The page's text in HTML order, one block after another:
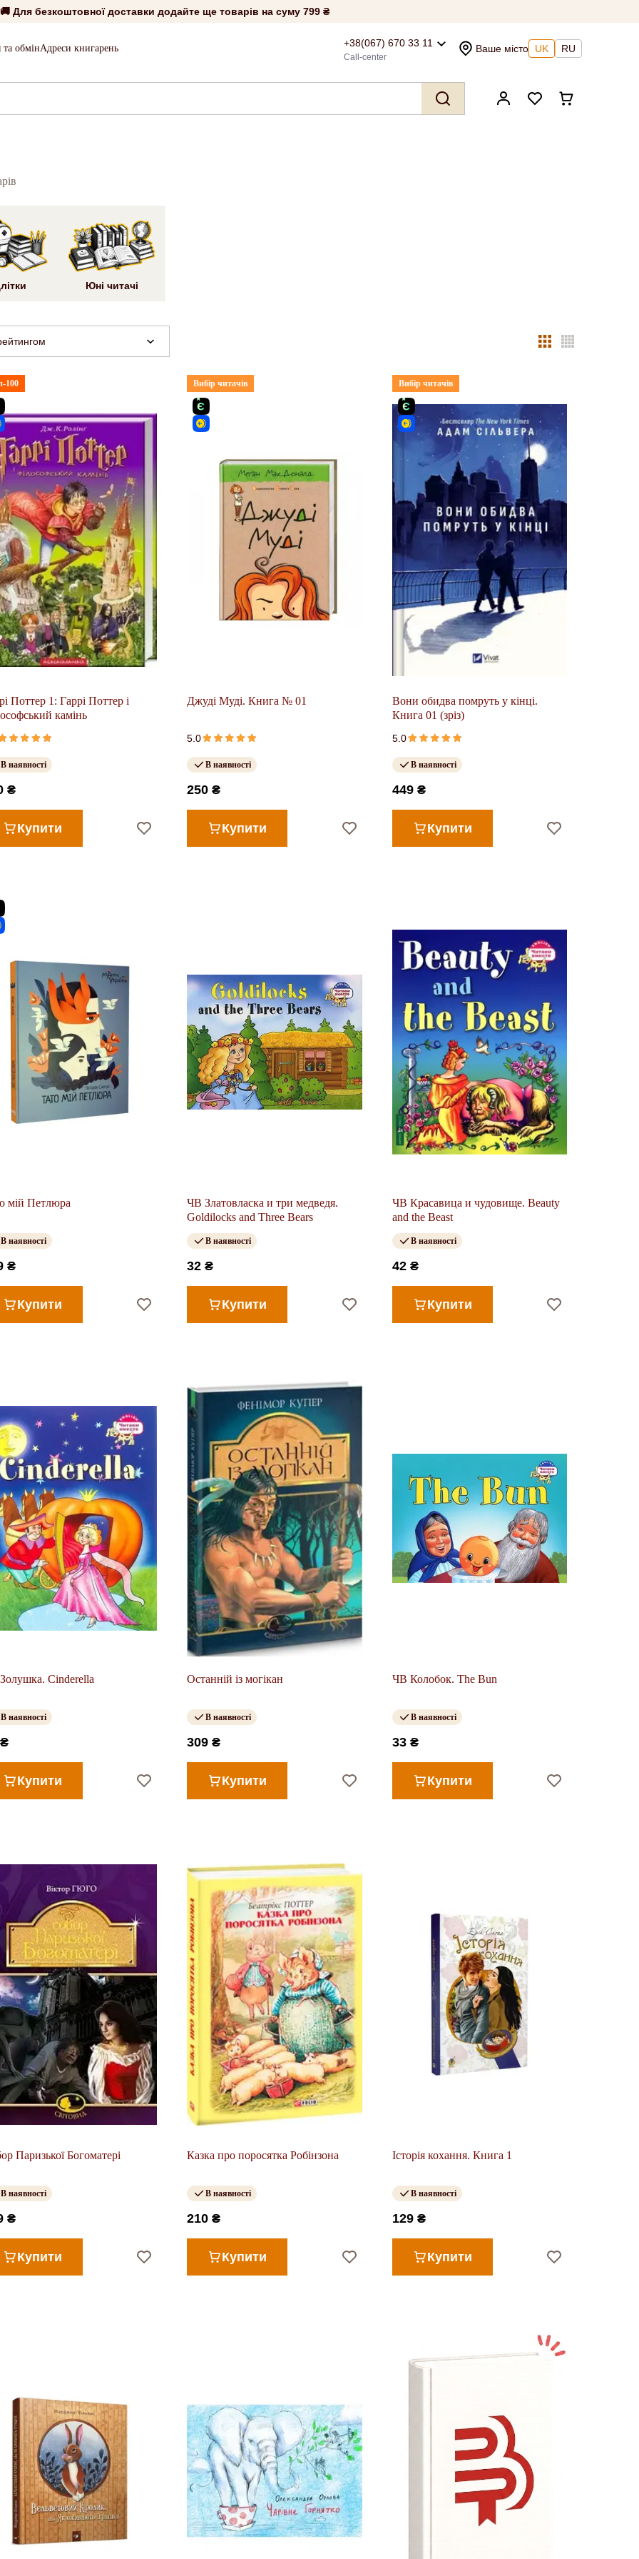
🚚 Для безкоштовної доставки додайте ще товарів на суму 799 ₴
обмінАдреси книгарень +38(067) 670 33 11
Call-center
Ваше місто UK RU
Юні читачі
100
Поттер 1: Гаррі Поттер і
камінь
В наявності
₴
Купити
Вибір читачів
Джуді Муді. Книга № 01
5.0
В наявності
250 ₴
Купити
Вибір читачів
Вони обидва помруть у кінці.
Книга 01 (зріз)
5.0
В наявності
449 ₴
Купити
мій Петлюра
В наявності
₴
Купити
ЧВ Златовласка и три медведя.
Goldilocks and Three Bears
В наявності
32 ₴
Купити
ЧВ Красавица и чудовище. Beauty
and the Beast
В наявності
42 ₴
Купити
Cinderella
В наявності
Купити
Останній із могікан
В наявності
309 ₴
Купити
ЧВ Колобок. The Bun
В наявності
33 ₴
Купити
Паризької Богоматері
В наявності
₴
Купити
Казка про поросятка Робінзона
В наявності
210 ₴
Купити
Історія кохання. Книга 1
В наявності
129 ₴
Купити